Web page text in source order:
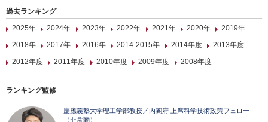
過去ランキング
2025年
2024年 2023年 2022年 2021年 2020年
2019年
2018年
2017年 2016年 2014-2015年 2014年度
2013年度
2012年度
2011年度 2010年度 2009年度 2008年度
ランキング監修
慶應義塾大学理工学部教授／内閣府 上席科学技術政策フェロー
（非常勤）